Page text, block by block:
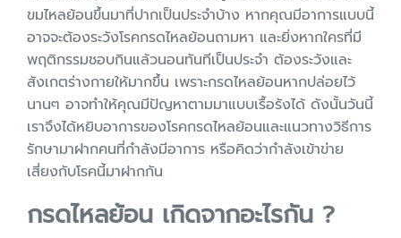
ขมไหลย้อนขึ้นมาที่ปากเป็นประจำบ้าง หากคุณมีอาการแบบนี้
อาจจะต้องระวังโรคกรดไหลย้อนถามหา และยิ่งหากใครที่มี
พฤติกรรมชอบกินแล้วนอนทันทีเป็นประจำ ต้องระวังและ
สังเกตร่างกายให้มากขึ้น เพราะกรดไหลย้อนหากปล่อยไว้
นานๆ อาจทำให้คุณมีปัญหาตามมาแบบเรื้อรังได้ ดังนั้นวันนี้
เราจึงได้หยิบอาการของโรคกรดไหลย้อนและแนวทางวิธีการ
รักษามาฝากคนที่กำลังมีอาการ หรือคิดว่ากำลังเข้าข่าย
เสี่ยงกับโรคนี้มาฝากกัน
กรดไหลย้อน เกิดจากอะไรกัน ?